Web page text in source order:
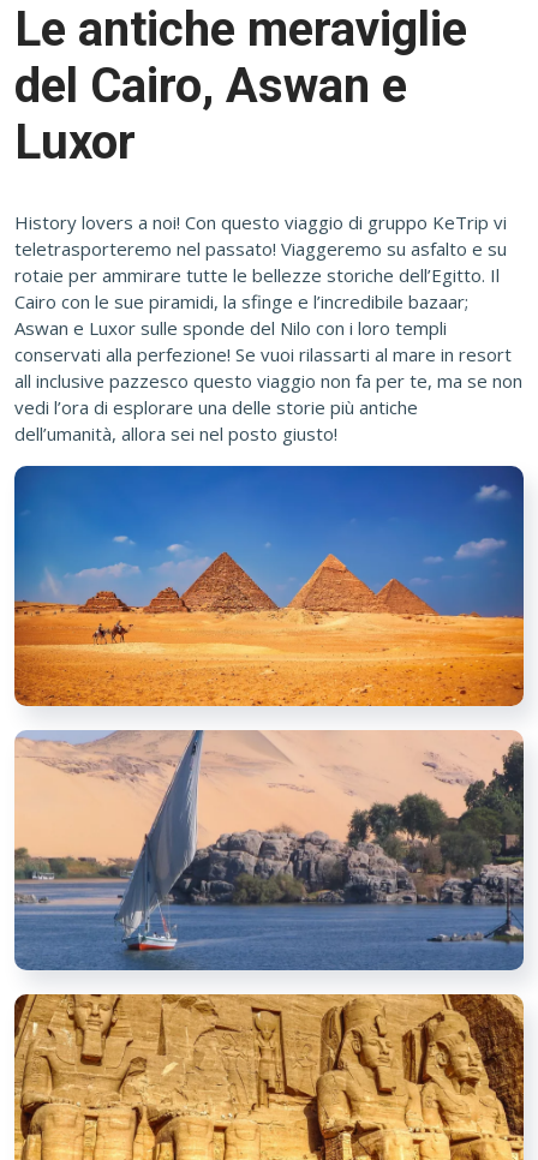
Le antiche meraviglie
del Cairo, Aswan e
Luxor
History lovers a noi! Con questo viaggio di gruppo KeTrip vi
teletrasporteremo nel passato! Viaggeremo su asfalto e su
rotaie per ammirare tutte le bellezze storiche dell’Egitto. Il
Cairo con le sue piramidi, la sfinge e l’incredibile bazaar;
Aswan e Luxor sulle sponde del Nilo con i loro templi
conservati alla perfezione! Se vuoi rilassarti al mare in resort
all inclusive pazzesco questo viaggio non fa per te, ma se non
vedi l’ora di esplorare una delle storie più antiche
dell’umanità, allora sei nel posto giusto!